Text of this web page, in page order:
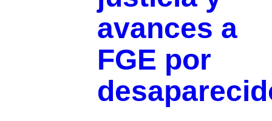
avances a
FGE por